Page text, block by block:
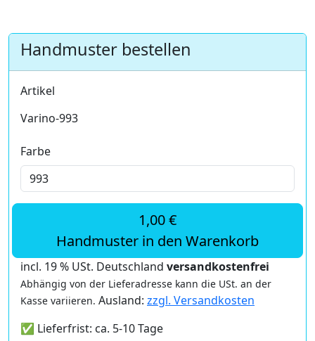
Handmuster bestellen
Artikel
Varino-993
Farbe
1,00 €
Handmuster in den Warenkorb
incl. 19 % USt. Deutschland versandkostenfrei
Abhängig von der Lieferadresse kann die USt. an der
Kasse variieren. Ausland: zzgl. Versandkosten
✅ Lieferfrist: ca. 5-10 Tage